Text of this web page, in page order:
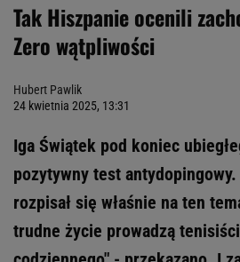
Tak Hiszpanie ocenili
Zero wątpliwości
Hubert Pawlik
24 kwietnia 2025, 13:31
Iga Świątek pod koniec
pozytywny test
rozpisał się właśnie na ten
trudne życie prowadzą